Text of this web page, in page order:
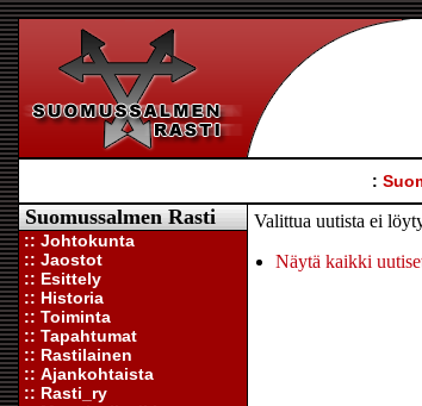
:
Suomussalmen Rasti
:: Johtokunta
:: Jaostot
:: Esittely
:: Historia
:: Toiminta
:: Tapahtumat
:: Rastilainen
:: Ajankohtaista
:: Rasti_ry
Valittua uutista ei
Näytä kaikki